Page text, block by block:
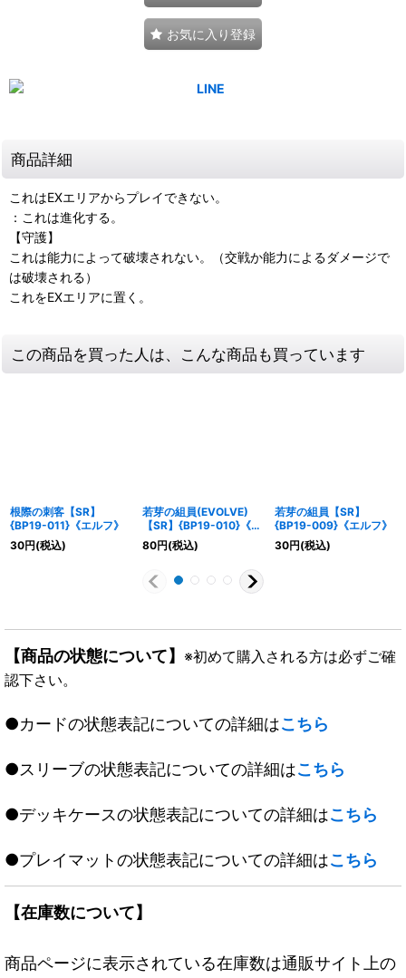
お気に入り登録
商品詳細
これはEXエリアからプレイできない。
：これは進化する。
【守護】
これは能力によって破壊されない。（交戦か能力によるダメージで
は破壊される）
これをEXエリアに置く。
この商品を買った人は、こんな商品も買っています
根際の刺客【SR】
{BP19-011}《エルフ》
30円(税込)
若芽の組員(EVOLVE)
【SR】{BP19-010}《エ
ルフ》
80円(税込)
若芽の組員【SR】
{BP19-009}《エルフ》
30円(税込)
【商品の状態について】 ※初めて購入される方は必ずご確
認下さい。
●カードの状態表記についての詳細はこちら
●スリーブの状態表記についての詳細はこちら
●デッキケースの状態表記についての詳細はこちら
●プレイマットの状態表記についての詳細はこちら
【在庫数について】
商品ページに表示されている在庫数は通販サイト上の